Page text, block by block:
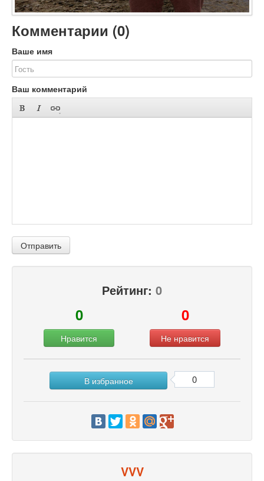
Комментарии (0)
Ваше имя
Ваш комментарий
Отправить
Рейтинг: 0
0
Нравится
0
Не нравится
В избранное 0
VVV